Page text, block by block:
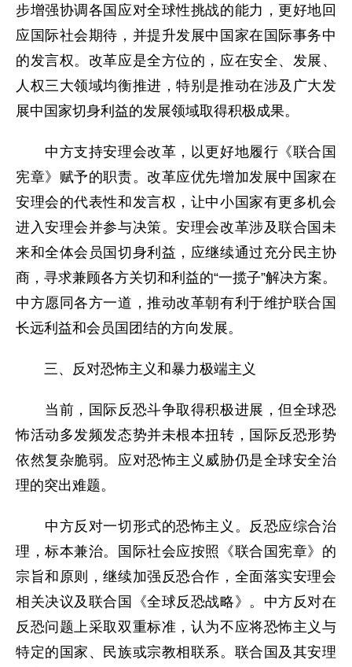
步增强协调各国应对全球性挑战的能力，更好地回
应国际社会期待，并提升发展中国家在国际事务中
的发言权。改革应是全方位的，应在安全、发展、
人权三大领域均衡推进，特别是推动在涉及广大发
展中国家切身利益的发展领域取得积极成果。
中方支持安理会改革，以更好地履行《联合国
宪章》赋予的职责。改革应优先增加发展中国家在
安理会的代表性和发言权，让中小国家有更多机会
进入安理会并参与决策。安理会改革涉及联合国未
来和全体会员国切身利益，应继续通过充分民主协
商，寻求兼顾各方关切和利益的“一揽子”解决方案。
中方愿同各方一道，推动改革朝有利于维护联合国
长远利益和会员国团结的方向发展。
三、反对恐怖主义和暴力极端主义
当前，国际反恐斗争取得积极进展，但全球恐
怖活动多发频发态势并未根本扭转，国际反恐形势
依然复杂脆弱。应对恐怖主义威胁仍是全球安全治
理的突出难题。
中方反对一切形式的恐怖主义。反恐应综合治
理，标本兼治。国际社会应按照《联合国宪章》的
宗旨和原则，继续加强反恐合作，全面落实安理会
相关决议及联合国《全球反恐战略》。中方反对在
反恐问题上采取双重标准，认为不应将恐怖主义与
特定的国家、民族或宗教相联系。联合国及其安理